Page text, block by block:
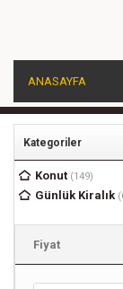
ANASAYFA
Kategoriler
Konut (149)
Günlük Kiralık
Fiyat